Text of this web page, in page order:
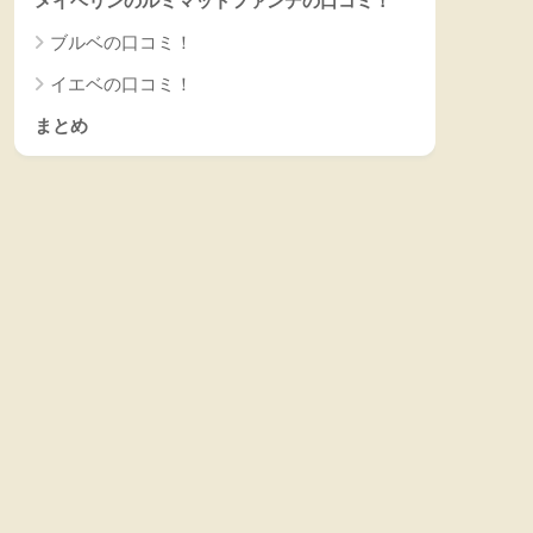
ブルベの口コミ！
イエベの口コミ！
まとめ